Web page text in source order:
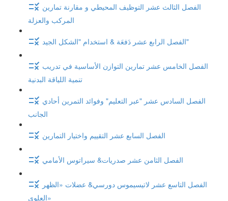
الفصل الثالث عشر التوظيف المحيطي و مقارنة تمارين
المركب والعزلة
الفصل الرابع عشر دَفعَة & استخدام "الشكل الجيد"
الفصل الخامس عشر تمارين التوازن الأساسية في تدريب
تنمية اللياقة البدنية
الفصل السادس عشر "عبر التعليم" وفوائد التمرين أحادي
الجانب
الفصل السابع عشر التقييم واختيار التمارين
الفصل الثامن عشر صدريات& سيراتوس الأمامي
الفصل التاسع عشر لاتيسيموس دورسي& عضلات «الظهر
العلوي»